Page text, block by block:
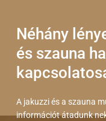
Néhány
és szauna
A jakuzzi és a szauna
információt átadunk